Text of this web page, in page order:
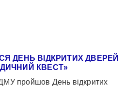
ДЕНЬ ВІДКРИТИХ ДВЕРЕЙ
КВЕСТ»
пройшов День відкритих